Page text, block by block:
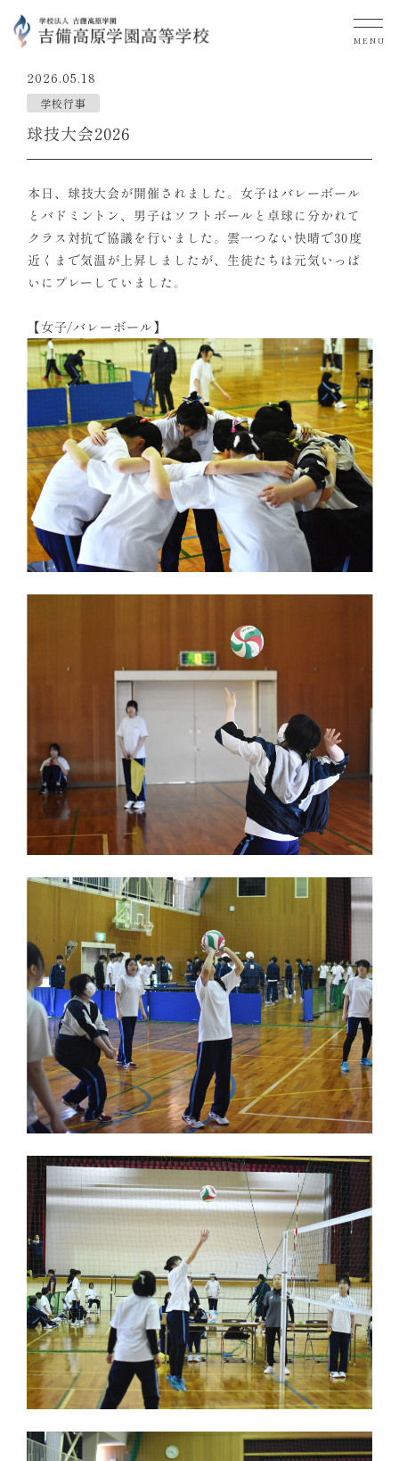
MENU
2026.05.18
学校行事
球技大会2026
本日、球技大会が開催されました。女子はバレーボール
とバドミントン、男子はソフトボールと卓球に分かれて
クラス対抗で協議を行いました。雲一つない快晴で30度
近くまで気温が上昇しましたが、生徒たちは元気いっぱ
いにプレーしていました。
【女子/バレーボール】